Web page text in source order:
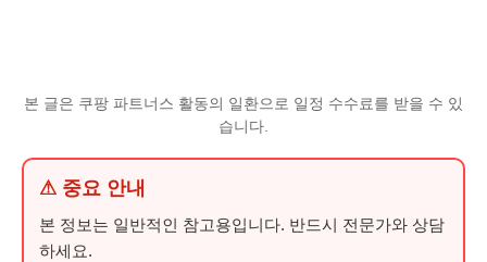
본 글은 쿠팡 파트너스 활동의 일환으로 일정 수수료를 받을 수 있
습니다.
⚠ 중요 안내
본 정보는 일반적인 참고용입니다. 반드시 전문가와 상담
하세요.